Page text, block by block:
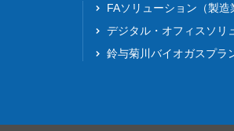
FAソリューション（製造
デジタル・オフィスソリ
鈴与菊川バイオガスプラ